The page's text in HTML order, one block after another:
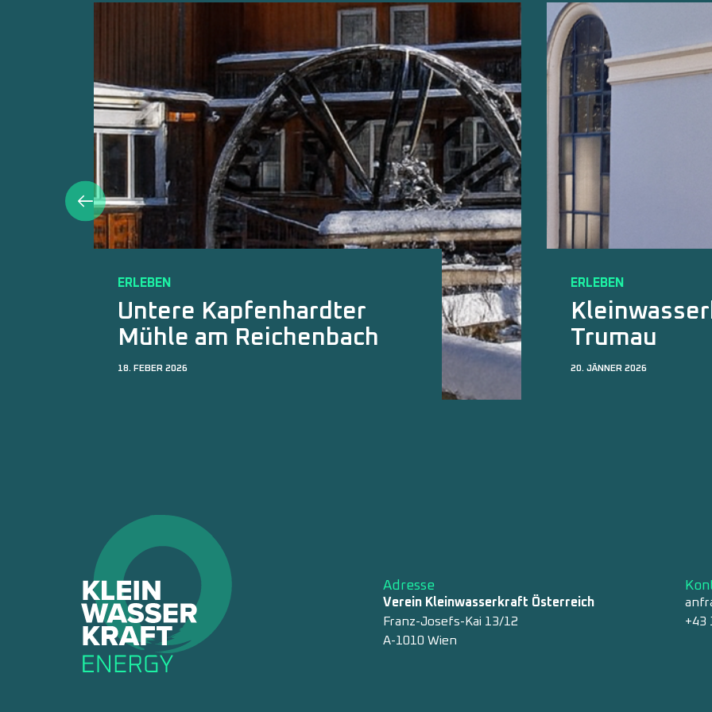
ERLEBEN
Kleinwasserkraftwerk
Trumau
20. JÄNNER 2026
Unteren
Schomburg
15. JÄNNER 2026
Adresse
Verein Kleinwasserkraft Österreich
Franz-Josefs-Kai 13/12
A-1010 Wien
+43